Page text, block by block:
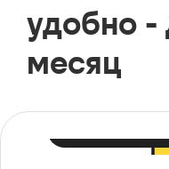
удобно -
месяц